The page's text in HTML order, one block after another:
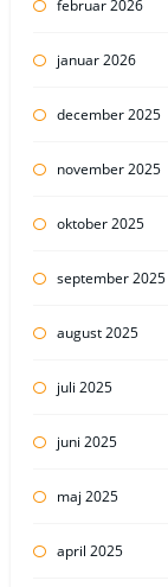
februar 2026
januar 2026
december 2025
november 2025
oktober 2025
september 2025
august 2025
juli 2025
juni 2025
maj 2025
april 2025